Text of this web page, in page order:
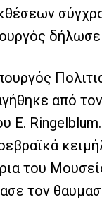
από
E.
του
τον